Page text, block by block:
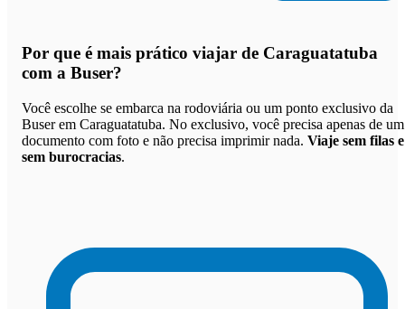
Por que é mais prático viajar de Caraguatatuba
com a Buser?
Você escolhe se embarca na rodoviária ou um ponto exclusivo da
Buser em Caraguatatuba. No exclusivo, você precisa apenas de um
documento com foto e não precisa imprimir nada. Viaje sem filas e
sem burocracias.